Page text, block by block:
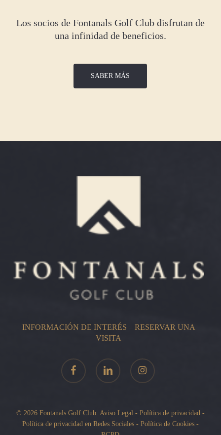
Los socios de Fontanals Golf Club disfrutan de
una infinidad de beneficios.
SABER MÁS
INFORMACIÓN DE INTERÉS
RESERVAR UNA
VISITA
facebook linkedin instagram
© 2026 Fontanals Golf Club. Aviso Legal - Política de privacidad -
Política de privacidad en Redes Sociales - Política de Cookies-